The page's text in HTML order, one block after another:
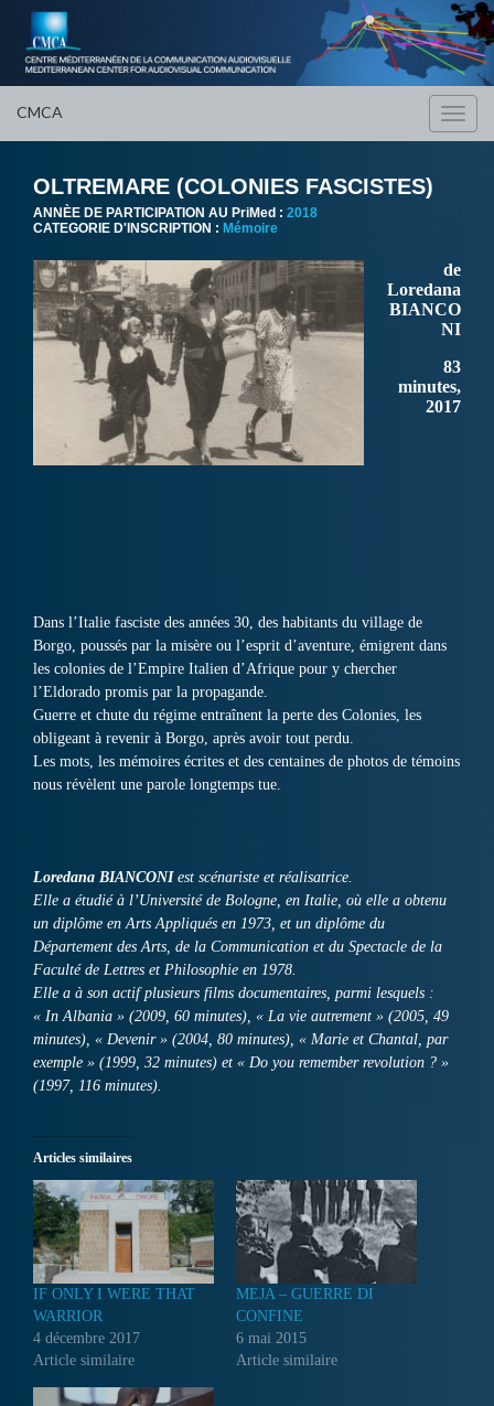
CMCA
OLTREMARE (COLONIES FASCISTES)
ANNÈE DE PARTICIPATION AU PriMed : 2018
CATEGORIE D'INSCRIPTION : Mémoire
de
Loredana
BIANCO
NI
83
minutes,
2017
Dans l’Italie fasciste des années 30, des habitants du village de
Borgo, poussés par la misère ou l’esprit d’aventure, émigrent dans
les colonies de l’Empire Italien d’Afrique pour y chercher
l’Eldorado promis par la propagande.
Guerre et chute du régime entraînent la perte des Colonies, les
obligeant à revenir à Borgo, après avoir tout perdu.
Les mots, les mémoires écrites et des centaines de photos de témoins
nous révèlent une parole longtemps tue.
Loredana BIANCONIest scénariste et réalisatrice.
Elle a étudié à l’Université de Bologne, en Italie, où elle a obtenu
un diplôme en Arts Appliqués en 1973, et un diplôme du
Département des Arts, de la Communication et du Spectacle de la
Faculté de Lettres et Philosophie en 1978.
Elle a à son actif plusieurs films documentaires, parmi lesquels :
« In Albania » (2009, 60 minutes), « La vie autrement » (2005, 49
minutes), « Devenir » (2004, 80 minutes), « Marie et Chantal, par
exemple » (1999, 32 minutes) et « Do you remember revolution ? »
(1997, 116 minutes).
Articles similaires
IF ONLY I WERE THAT
WARRIOR
4 décembre 2017
Article similaire
MEJA – GUERRE DI
CONFINE
6 mai 2015
Article similaire